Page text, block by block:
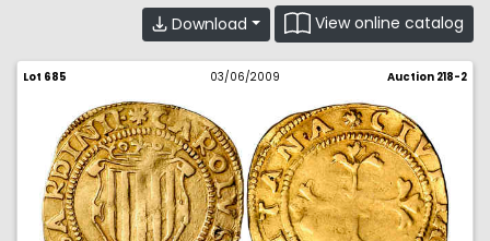
Download View online catalog
Lot 685 03/06/2009 Auction 218-2